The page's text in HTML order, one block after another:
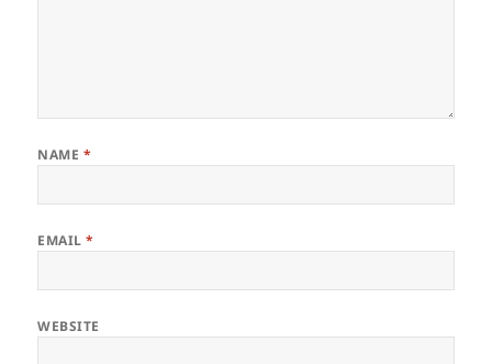
NAME *
EMAIL*
WEBSITE